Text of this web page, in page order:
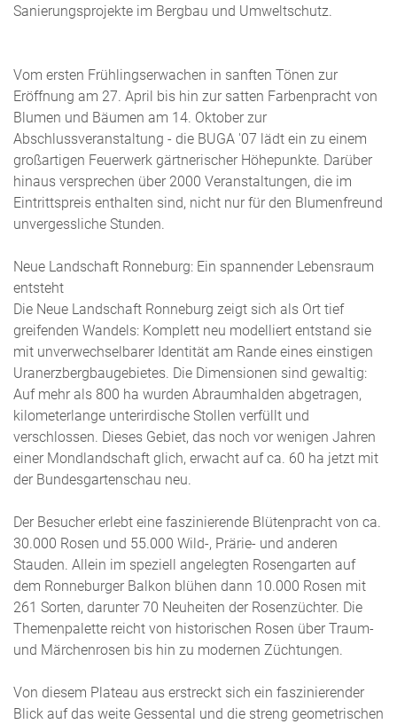
Sanierungsprojekte im Bergbau und Umweltschutz.
Vom ersten Frühlingserwachen in sanften Tönen zur
Eröffnung am 27. April bis hin zur satten Farbenpracht von
Blumen und Bäumen am 14. Oktober zur
Abschlussveranstaltung - die BUGA '07 lädt ein zu einem
großartigen Feuerwerk gärtnerischer Höhepunkte. Darüber
hinaus versprechen über 2000 Veranstaltungen, die im
Eintrittspreis enthalten sind, nicht nur für den Blumenfreund
unvergessliche Stunden.
Neue Landschaft Ronneburg: Ein spannender Lebensraum
entsteht
Die Neue Landschaft Ronneburg zeigt sich als Ort tief
greifenden Wandels: Komplett neu modelliert entstand sie
mit unverwechselbarer Identität am Rande eines einstigen
Uranerzbergbaugebietes. Die Dimensionen sind gewaltig:
Auf mehr als 800 ha wurden Abraumhalden abgetragen,
kilometerlange unterirdische Stollen verfüllt und
verschlossen. Dieses Gebiet, das noch vor wenigen Jahren
einer Mondlandschaft glich, erwacht auf ca. 60 ha jetzt mit
der Bundesgartenschau neu.
Der Besucher erlebt eine faszinierende Blütenpracht von ca.
30.000 Rosen und 55.000 Wild-, Prärie- und anderen
Stauden. Allein im speziell angelegten Rosengarten auf
dem Ronneburger Balkon blühen dann 10.000 Rosen mit
261 Sorten, darunter 70 Neuheiten der Rosenzüchter. Die
Themenpalette reicht von historischen Rosen über Traum-
und Märchenrosen bis hin zu modernen Züchtungen.
Von diesem Plateau aus erstreckt sich ein faszinierender
Blick auf das weite Gessental und die streng geometrischen